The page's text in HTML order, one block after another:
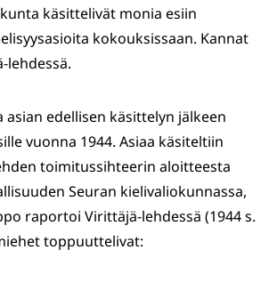
käsittelivät monia esiin
kokouksissaan. Kannat
lehdessä.
asian edellisen käsittelyn jälkeen
vuonna 1944. Asiaa käsiteltiin
toimitussihteerin aloitteesta
Seuran kielivaliokunnassa,
raportoi Virittäjä-lehdessä (1944 s.
toppuuttelivat: